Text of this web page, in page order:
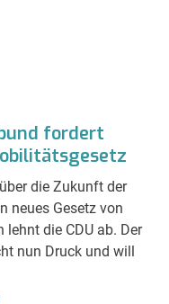
fordert
die Zukunft der
neues Gesetz von
die CDU ab. Der
nun Druck und will